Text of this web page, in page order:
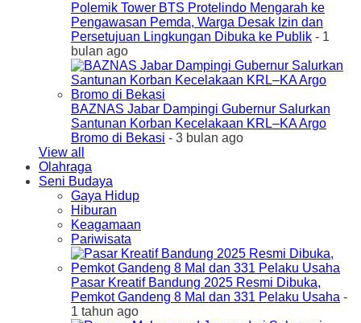
Polemik Tower BTS Protelindo Mengarah ke
Pengawasan Pemda, Warga Desak Izin dan
Persetujuan Lingkungan Dibuka ke Publik - 1
bulan ago
BAZNAS Jabar Dampingi Gubernur Salurkan
Santunan Korban Kecelakaan KRL–KA Argo
Bromo di Bekasi - 3 bulan ago
View all
Olahraga
Seni Budaya
Gaya Hidup
Hiburan
Keagamaan
Pariwisata
Pasar Kreatif Bandung 2025 Resmi Dibuka,
Pemkot Gandeng 8 Mal dan 331 Pelaku Usaha -
1 tahun ago